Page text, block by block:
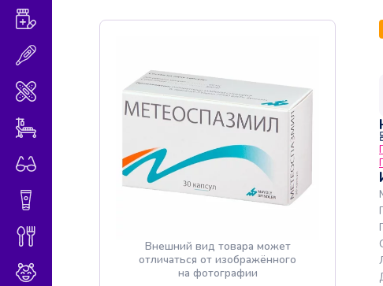
Витамины и БАДы
Медицинские изделия
Внешний вид товара может
отличаться от изображённого
на фотографии